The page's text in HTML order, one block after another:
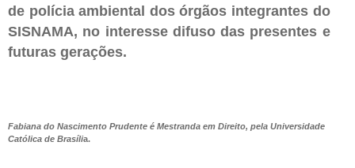
de polícia ambiental dos órgãos integrantes do
SISNAMA, no interesse difuso das presentes e
futuras gerações.
Fabiana do Nascimento Prudente é Mestranda em Direito, pela Universidade
Católica de Brasília.